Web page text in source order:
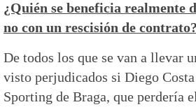
¿Quién se beneficia realmente
no con un rescisión de contrato?
De todos los que se van a llevar
visto perjudicados si Diego
Sporting de Braga, que perdería